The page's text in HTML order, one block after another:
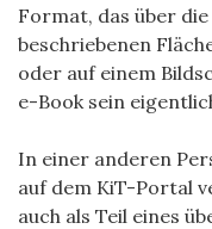
Format, das über
beschriebenen
oder auf einem
e-Book sein
In einer anderen
auf dem KiT-Portal
auch als Teil eines